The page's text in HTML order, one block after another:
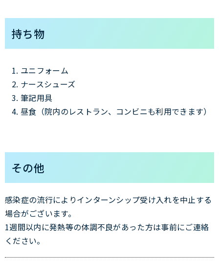
持ち物
ユニフォーム
ナースシューズ
筆記用具
昼食（院内のレストラン、コンビニも利用できます）
その他
感染症の流行によりインターンシップ受け入れを中止する
場合がございます。
1週間以内に発熱等の体調不良があった方は事前にご連絡
ください。